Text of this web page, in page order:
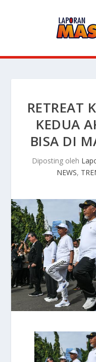
RETREAT
KEDUA
BISA DI
Diposting oleh
NEWS,